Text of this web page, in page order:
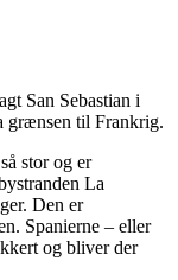
San Sebastian i
grænsen til Frankrig.
stor og er
La
Den er
Spanierne – eller
og bliver der